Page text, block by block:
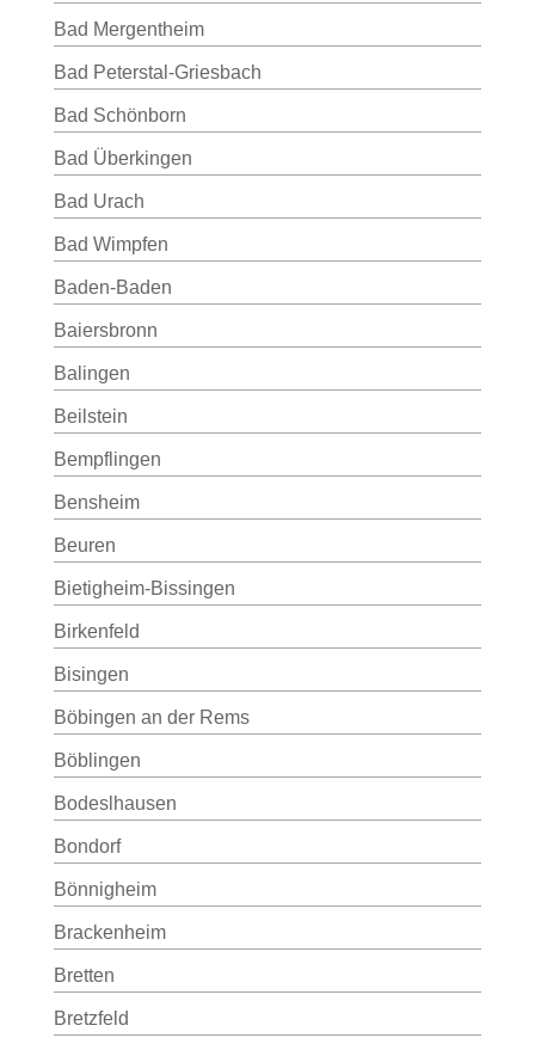
Bad Mergentheim
Bad Peterstal-Griesbach
Bad Schönborn
Bad Überkingen
Bad Urach
Bad Wimpfen
Baden-Baden
Baiersbronn
Balingen
Beilstein
Bempflingen
Bensheim
Beuren
Bietigheim-Bissingen
Birkenfeld
Bisingen
Böbingen an der Rems
Böblingen
Bodeslhausen
Bondorf
Bönnigheim
Brackenheim
Bretten
Bretzfeld